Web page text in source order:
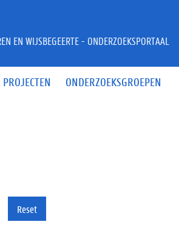
PROJECTEN ONDERZOEKSGROEPEN
EN WIJSBEGEERTE - ONDERZOEKSPORTAAL
Reset